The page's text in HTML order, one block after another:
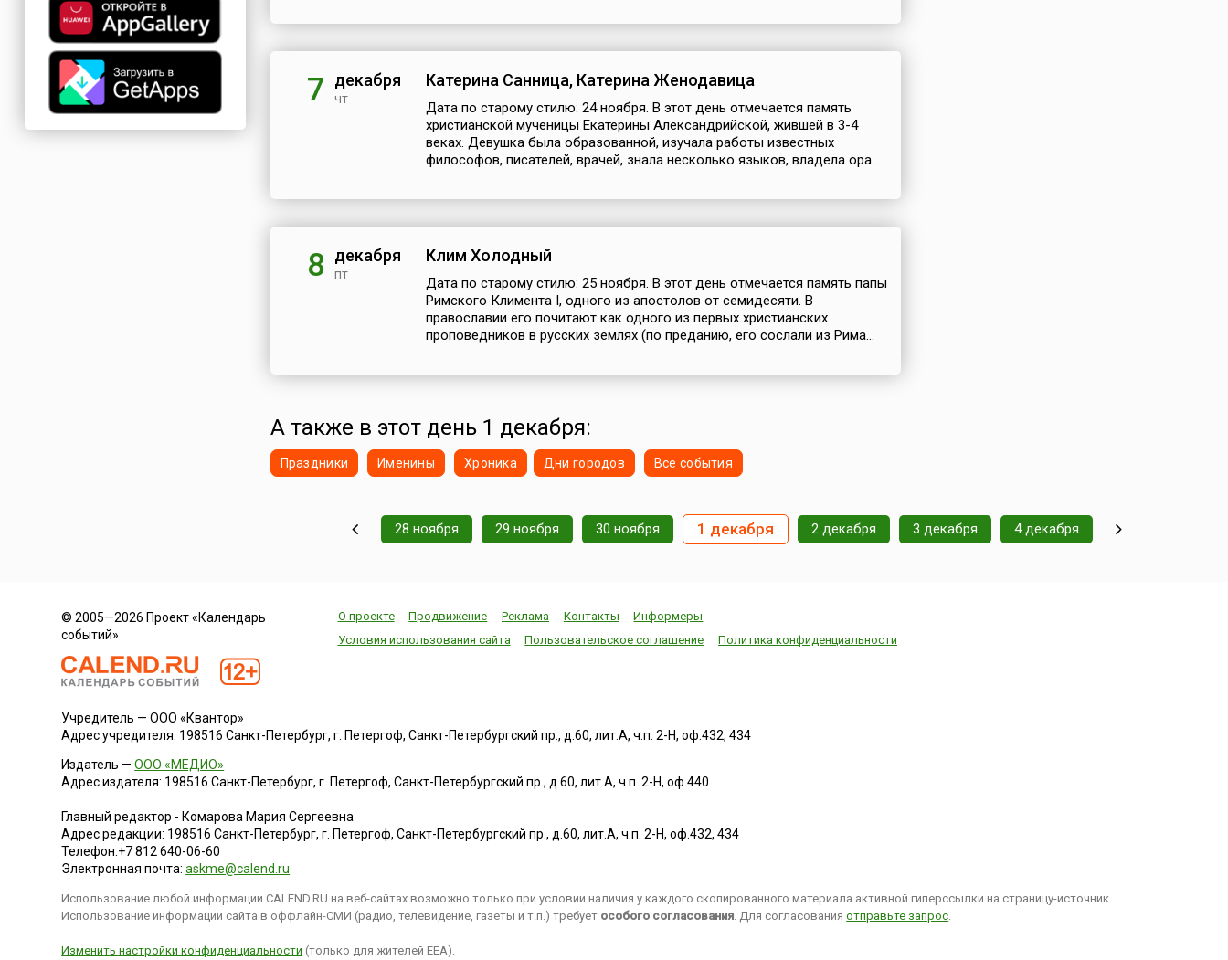
7 декабря
чт
Катерина Санница, Катерина Женодавица
Дата по старому стилю: 24 ноября. В этот день отмечается память
христианской мученицы Екатерины Александрийской, жившей в 3-4
веках. Девушка была образованной, изучала работы известных
философов, писателей, врачей, знала несколько языков, владела ора...
8 декабря
пт
Клим Холодный
Дата по старому стилю: 25 ноября. В этот день отмечается память папы
Римского Климента I, одного из апостолов от семидесяти. В
православии его почитают как одного из первых христианских
проповедников в русских землях (по преданию, его сослали из Рима...
А также в этот день 1 декабря:
Праздники Именины Хроника Дни городов Все события
28 ноября 29 ноября 30 ноября 1 декабря 2 декабря 3 декабря 4 декабря
© 2005—2026 Проект «Календарь
событий»
О проекте Продвижение Реклама Контакты
Информеры
Условия использования сайта
Пользовательское соглашение Политика конфиденциальности
Учредитель — ООО «Квантор»
Адрес учредителя: 198516 Санкт-Петербург, г. Петергоф, Санкт-Петербургский пр., д.60, лит.А, ч.п. 2-Н, оф.432, 434
Издатель —ООО «МЕДИО»
Адрес издателя: 198516 Санкт-Петербург, г. Петергоф, Санкт-Петербургский пр., д.60, лит.А, ч.п. 2-Н, оф.440
Главный редактор - Комарова Мария Сергеевна
Адрес редакции: 198516 Санкт-Петербург, г. Петергоф,Санкт-Петербургский пр., д.60, лит.А, ч.п. 2-Н, оф.432, 434
Телефон:+7 812 640-06-60
Электронная почта:askme@calend.ru
Использование любой информации CALEND.RU на веб-сайтах возможно только при условии наличия у каждого скопированного материала активной гиперссылки на страницу-источник.
Использование информации сайта в оффлайн-СМИ (радио, телевидение, газеты и т.п.) требует особого согласования. Для согласованияотправьте запрос.
Изменить настройки конфиденциальности (только для жителей EEA).